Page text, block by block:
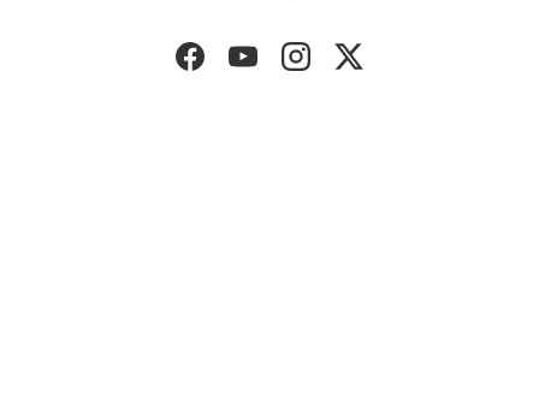
FacebookYouTubeInstagramTwitter